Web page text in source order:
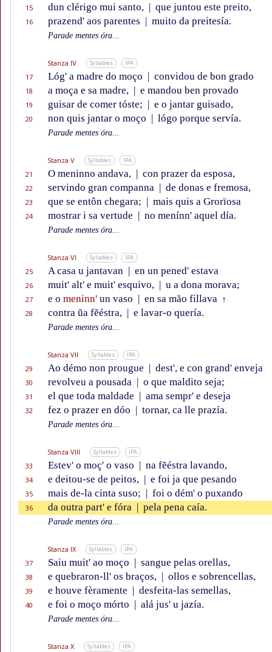
15 dun clérigo mui santo, | que juntou este preito,
16 prazend' aos parentes | muito da preitesía.
Parade mentes óra...
Stanza IV Syllables IPA
17 Lóg' a madre do moço | convidou de bon grado
18 a moça e sa madre, | e mandou ben provado
19 guisar de comer tóste; | e o jantar guisado,
20 non quis jantar o moço | lógo porque servía.
Parade mentes óra...
Stanza V Syllables IPA
21 O meninno andava, | con prazer da esposa,
22 servindo gran companna | de donas e fremosa,
23 que se entôn chegara; | mais quis a Grorïosa
24 mostrar i sa vertude | no menínn' aquel día.
Parade mentes óra...
Stanza VI Syllables IPA
25 A casa u jantavan | en un pened' estava
26 muit' alt' e muit' esquivo, | u a dona morava;
27 e o meninn' un vaso | en sa mão fillava †
28 contra ũa fẽéstra, | e lavar-o quería.
Parade mentes óra...
Stanza VII Syllables IPA
29 Ao démo non prougue | dest', e con grand' enveja
30 revolveu a pousada | o que maldito seja;
31 el que toda maldade | ama sempr' e deseja
32 fez o prazer en dóo | tornar, ca lle prazía.
Parade mentes óra...
Stanza VIII Syllables IPA
33 Estev' o moç' o vaso | na fẽéstra lavando,
34 e deitou-se de peitos, | e foi ja que pesando
35 mais de-la cinta suso; | foi o dém' o puxando
36 da outra part' e fóra | pela pena caía.
Parade mentes óra...
Stanza IX Syllables IPA
37 Saiu muit' ao moço | sangue pelas orellas,
38 e quebraron-ll' os braços, | ollos e sobrencellas,
39 e houve fèramente | desfeita-las semellas,
40 e foi o moço mórto | alá jus' u jazía.
Parade mentes óra...
Stanza X Syllables IPA